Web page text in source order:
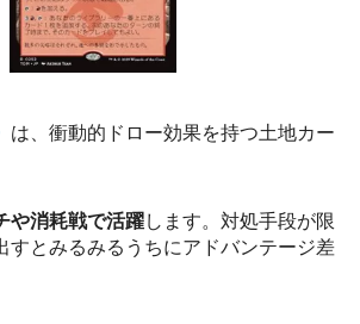
は、衝動的ドロー効果を持つ土地カー
や消耗戦で活躍します。対処手段が限
すとみるみるうちにアドバンテージ差